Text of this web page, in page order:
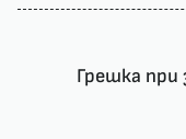
Грешка